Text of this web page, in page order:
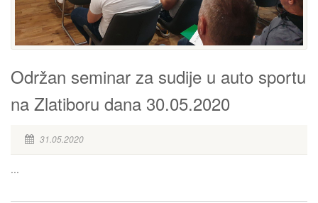
Održan seminar za sudije u auto sportu
na Zlatiboru dana 30.05.2020
31.05.2020
...